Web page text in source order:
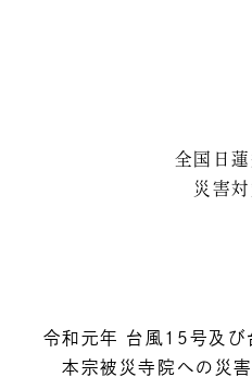
全国日
災害
令和元年 台風15号及び
本宗被災寺院への災